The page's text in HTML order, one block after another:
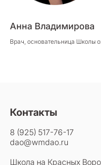
Анна Владимирова
Врач, основательница Школы
Контакты
8 (925) 517-76-17
dao@wmdao.ru
Школа на Красных